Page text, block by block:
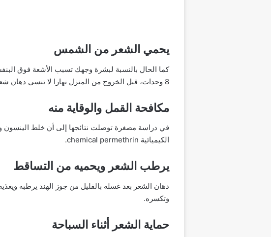
يحمي الشعر من الشمس
8 وحدات، قبل الخروج من المنزل نهارا لا تنسي دهان شعرك بالقليل من زيت جوز الهند
مكافحة القمل والوقاية منه
الكيميائية chemical permethrin.
يرطب الشعر ويحميه من التساقط
دهان الشعر بعد غسله بالقليل من جوز الهند يرطبه
وتكسره.
حماية الشعر أثناء السباحة